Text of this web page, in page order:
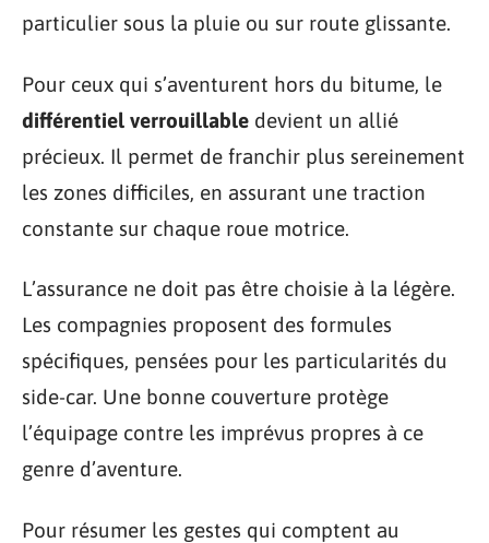
particulier sous la pluie ou sur route glissante.
Pour ceux qui s’aventurent hors du bitume, le
différentiel verrouillable devient un allié
précieux. Il permet de franchir plus sereinement
les zones difficiles, en assurant une traction
constante sur chaque roue motrice.
L’assurance ne doit pas être choisie à la légère.
Les compagnies proposent des formules
spécifiques, pensées pour les particularités du
side-car. Une bonne couverture protège
l’équipage contre les imprévus propres à ce
genre d’aventure.
Pour résumer les gestes qui comptent au